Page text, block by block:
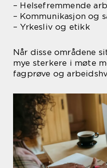
– Helsefremmende
– Kommunikasjon og
– Yrkesliv og etikk
Når disse områdene
mye sterkere i møte
fagprøve og